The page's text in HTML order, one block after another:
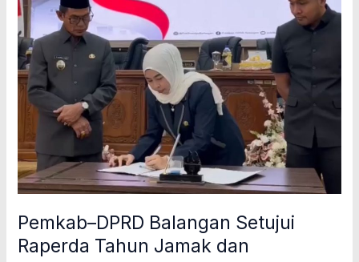
Pemkab–DPRD Balangan Setujui
Raperda Tahun Jamak dan
Balangan
Setujui
Raperda
Tahun
Jamak
Kabupaten
Layak
Anak